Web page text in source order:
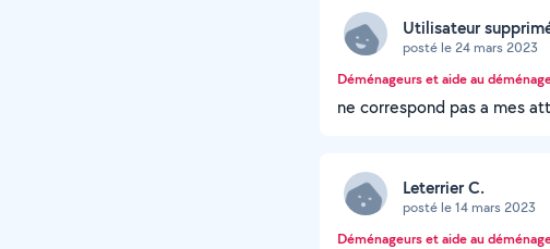
Utilisateur
posté le 24 mars 2023
Déménageurs et aide au
ne correspond pas a mes
Leterrier C.
posté le 14 mars 2023
Déménageurs et aide au